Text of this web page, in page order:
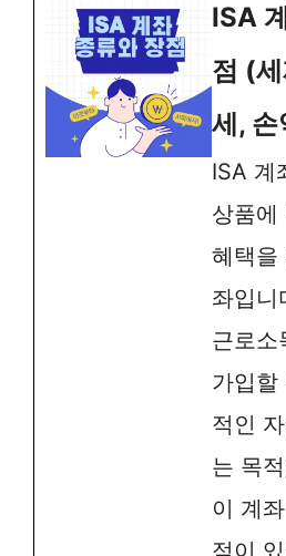
ISA
점 (
세,
ISA 계
상품에
혜택을
좌입니
근로소
가입할
적인
는 목
이 계